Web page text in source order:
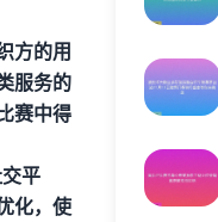
方的用
服务的
赛中得
平
化，使